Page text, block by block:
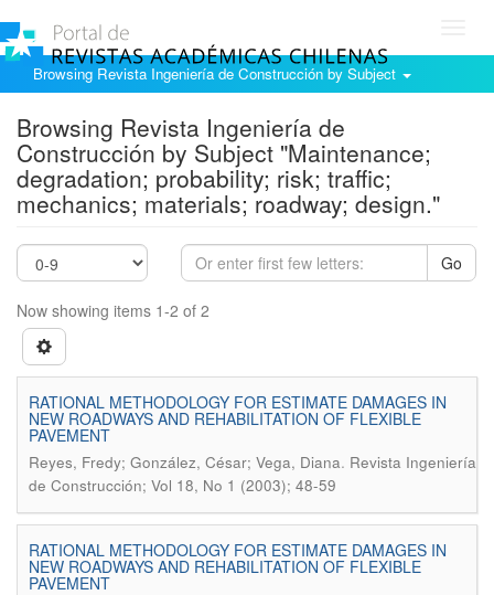
Browsing Revista Ingeniería de Construcción by Subject
Browsing Revista Ingeniería de
Construcción by Subject "Maintenance;
degradation; probability; risk; traffic;
mechanics; materials; roadway; design."
Go
Now showing items 1-2 of 2
RATIONAL METHODOLOGY FOR ESTIMATE DAMAGES IN
NEW ROADWAYS AND REHABILITATION OF FLEXIBLE
PAVEMENT
Reyes, Fredy; González, César; Vega, Diana. Revista Ingeniería
de Construcción; Vol 18, No 1 (2003); 48-59
RATIONAL METHODOLOGY FOR ESTIMATE DAMAGES IN
NEW ROADWAYS AND REHABILITATION OF FLEXIBLE
PAVEMENT